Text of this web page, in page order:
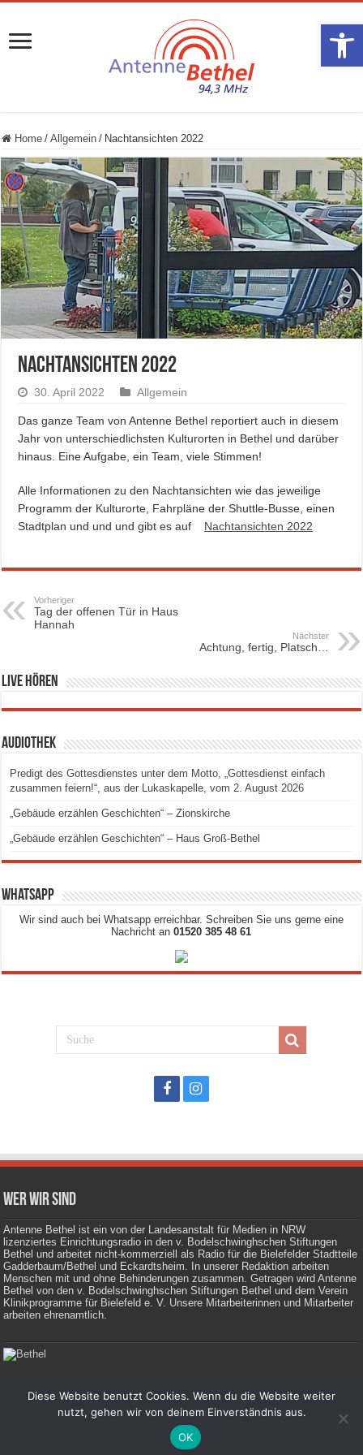
Home / Allgemein / Nachtansichten 2022
Nachtansichten 2022
30. April 2022 Allgemein
Das ganze Team von Antenne Bethel reportiert auch in diesem
Jahr von unterschiedlichsten Kulturorten in Bethel und darüber
hinaus. Eine Aufgabe, ein Team, viele Stimmen!
Alle Informationen zu den Nachtansichten wie das jeweilige
Programm der Kulturorte, Fahrpläne der Shuttle-Busse, einen
Stadtplan und und und gibt es auf Nachtansichten 2022
Vorheriger
Tag der offenen Tür in Haus
Hannah
Nächster
Achtung, fertig, Platsch…
Live hören
Audiothek
Predigt des Gottesdienstes unter dem Motto, „Gottesdienst einfach
zusammen feiern!“, aus der Lukaskapelle, vom 2. August 2026
„Gebäude erzählen Geschichten“ – Zionskirche
„Gebäude erzählen Geschichten“ – Haus Groß-Bethel
Whatsapp
Wir sind auch bei Whatsapp erreichbar. Schreiben Sie uns gerne eine
Nachricht an01520 385 48 61
Wer wir sind
Antenne Bethel ist ein von der Landesanstalt für Medien in NRW
lizenziertes Einrichtungsradio in den v. Bodelschwinghschen Stiftungen
Bethel und arbeitet nicht-kommerziell als Radio für die Bielefelder Stadtteile
Gadderbaum/Bethel und Eckardtsheim. In unserer Redaktion arbeiten
Menschen mit und ohne Behinderungen zusammen. Getragen wird Antenne
Bethel von den v. Bodelschwinghschen Stiftungen Bethel und dem Verein
Klinikprogramme für Bielefeld e. V. Unsere Mitarbeiterinnen und Mitarbeiter
arbeiten ehrenamtlich.
Impressum|Datenschutz
© Copyright 2026, Antenne Bethel
Diese Website benutzt Cookies. Wenn du die Website weiter
nutzt, gehen wir von deinem Einverständnis aus.
OK